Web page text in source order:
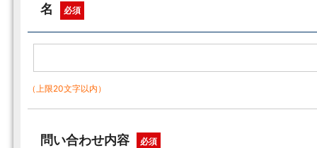
名 必須
（上限20文字以内）
問い合わせ内容 必須